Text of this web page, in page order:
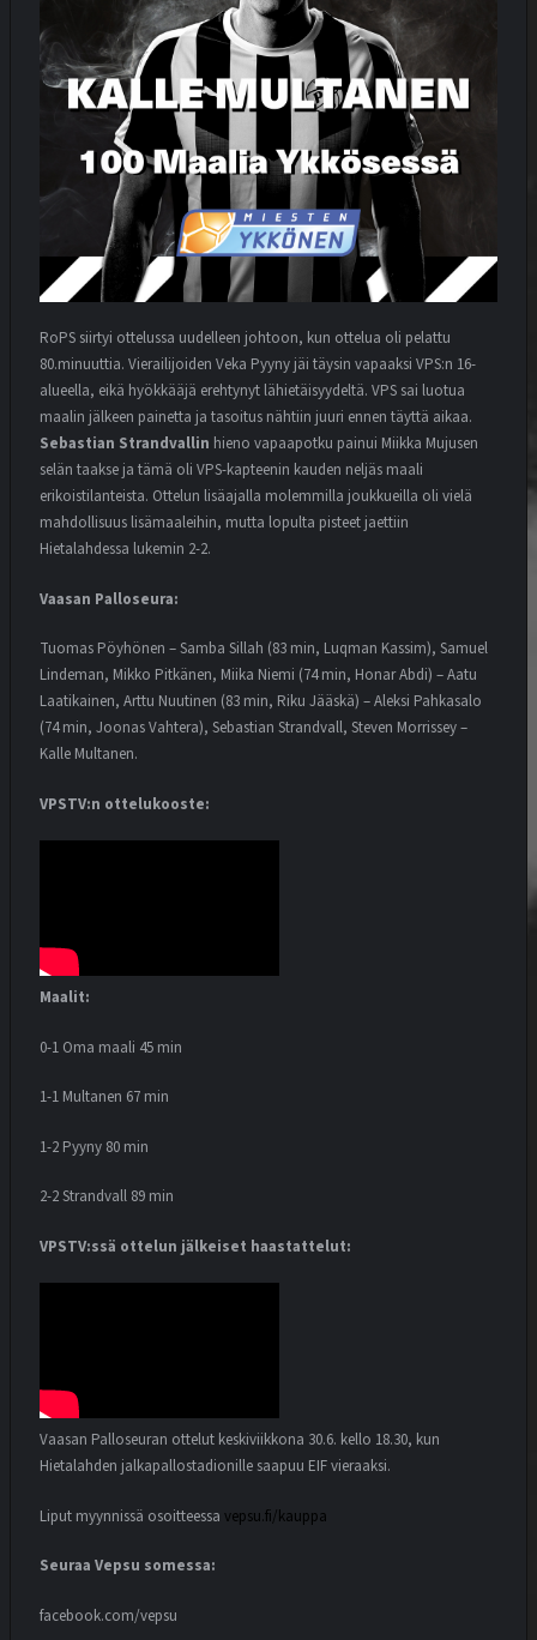
RoPS siirtyi ottelussa uudelleen johtoon, kun ottelua oli pelattu
80.minuuttia. Vierailijoiden Veka Pyyny jäi täysin vapaaksi VPS:n 16-
alueella, eikä hyökkääjä erehtynyt lähietäisyydeltä. VPS sai luotua
maalin jälkeen painetta ja tasoitus nähtiin juuri ennen täyttä aikaa.
Sebastian Strandvallin hieno vapaapotku painui Miikka Mujusen
selän taakse ja tämä oli VPS-kapteenin kauden neljäs maali
erikoistilanteista. Ottelun lisäajalla molemmilla joukkueilla oli vielä
mahdollisuus lisämaaleihin, mutta lopulta pisteet jaettiin
Hietalahdessa lukemin 2-2.
Vaasan Palloseura:
Tuomas Pöyhönen – Samba Sillah (83 min, Luqman Kassim), Samuel
Lindeman, Mikko Pitkänen, Miika Niemi (74 min, Honar Abdi) – Aatu
Laatikainen, Arttu Nuutinen (83 min, Riku Jääskä) – Aleksi Pahkasalo
(74 min, Joonas Vahtera), Sebastian Strandvall, Steven Morrissey –
Kalle Multanen.
VPSTV:n ottelukooste:
Maalit:
0-1 Oma maali 45 min
1-1 Multanen 67 min
1-2 Pyyny 80 min
2-2 Strandvall 89 min
VPSTV:ssä ottelun jälkeiset haastattelut:
Vaasan Palloseuran ottelut keskiviikkona 30.6. kello 18.30, kun
Hietalahden jalkapallostadionille saapuu EIF vieraaksi.
Liput myynnissä osoitteessa vepsu.fi/kauppa
Seuraa Vepsu somessa:
facebook.com/vepsu